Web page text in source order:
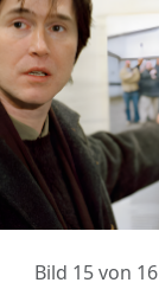
Bild 15 von 16